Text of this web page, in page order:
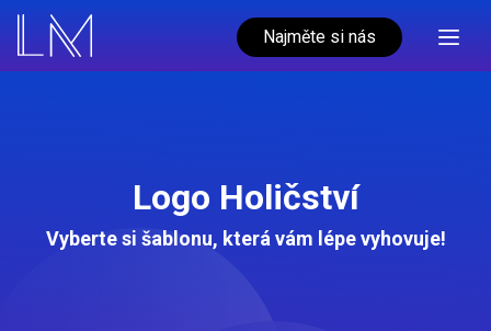
Najměte si nás
Logo Holičství
Vyberte si šablonu, která vám lépe vyhovuje!